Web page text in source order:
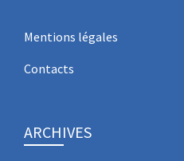
Mentions légales
Contacts
ARCHIVES